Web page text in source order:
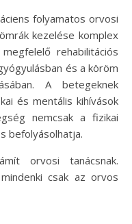
folyamatos orvosi
kezelése komplex
rehabilitációs
és a köröm
A betegeknek
és mentális kihívások
nemcsak a fizikai
befolyásolhatja.
orvosi tanácsnak.
csak az orvos